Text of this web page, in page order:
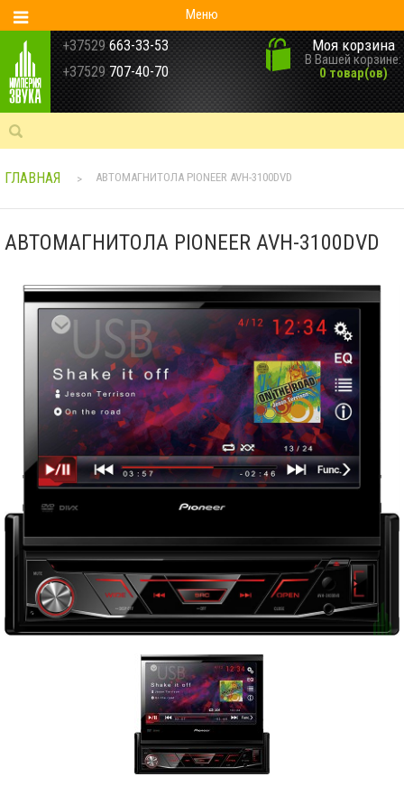
Меню
+37529 663-33-53
+37529 707-40-70
Моя корзина
В Вашей корзине:
0 товар(ов)
ГЛАВНАЯ > АВТОМАГНИТОЛА PIONEER AVH-3100DVD
АВТОМАГНИТОЛА PIONEER AVH-3100DVD